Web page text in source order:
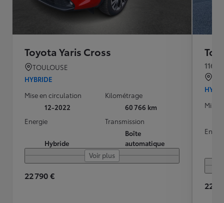
Toyota Yaris Cross
TOULOUSE
HYBRIDE
Mise en circulation
12-2022
Kilométrage
60 766 km
Energie
Hybride
Transmission
Boîte
automatique
Voir plus
22 790 €
116h
Mise
22